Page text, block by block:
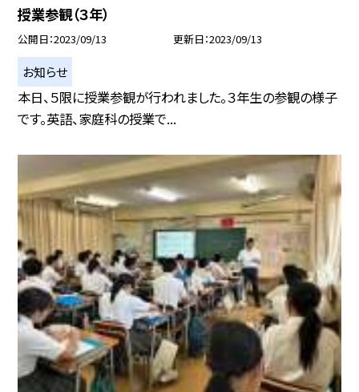
授業参観（３年）
公開日 2023/09/13 更新日 2023/09/13
お知らせ
本日、５限に授業参観が行われました。３年生の参観の様子
です。英語、家庭科の授業で...